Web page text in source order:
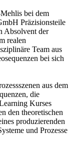
bei dem
Präzisionsteile
Absolvent der
realen
Team aus
bei sich
aus dem
die
Kurses
den theoretischen
produzierenden
und Prozesse